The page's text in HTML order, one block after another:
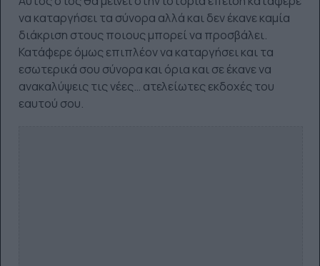
να καταργήσει τα σύνορα αλλά και δεν έκανε καμία
διάκριση στους ποιους μπορεί να προσβάλει.
Κατάφερε όμως επιπλέον να καταργήσει και τα
εσωτερικά σου σύνορα και όρια και σε έκανε να
ανακαλύψεις τις νέες… ατελείωτες εκδοχές του
εαυτού σου.